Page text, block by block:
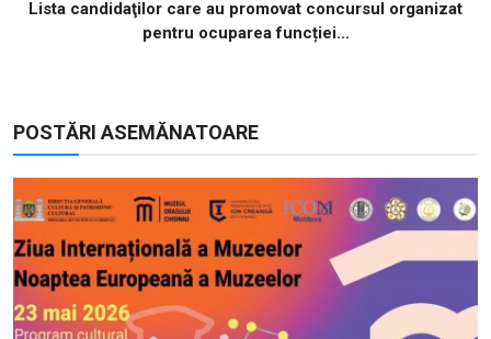
Lista candidaţilor care au promovat concursul organizat
pentru ocuparea funcției...
POSTĂRI ASEMĂNATOARE